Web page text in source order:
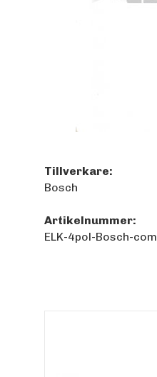
Tillverkare:
Bosch
Artikelnummer:
ELK-4pol-Bosch-